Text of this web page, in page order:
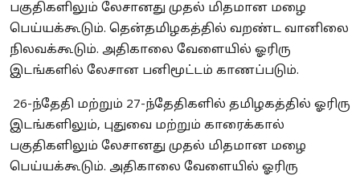
பகுதிகளிலும் லேசானது முதல் மிதமான மழை
பெய்யக்கூடும். தென்தமிழகத்தில் வறண்ட வானிலை
நிலவக்கூடும். அதிகாலை வேளையில் ஓரிரு
இடங்களில் லேசான பனிமூட்டம் காணப்படும்.
26-ந்தேதி மற்றும் 27-ந்தேதிகளில் தமிழகத்தில் ஓரிரு
இடங்களிலும், புதுவை மற்றும் காரைக்கால்
பகுதிகளிலும் லேசானது முதல் மிதமான மழை
பெய்யக்கூடும். அதிகாலை வேளையில் ஓரிரு